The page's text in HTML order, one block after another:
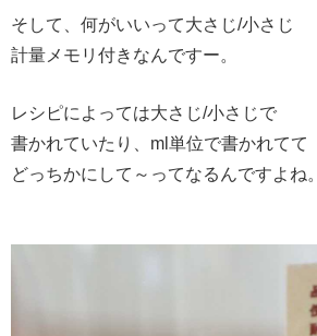
そして、何がいいって大さじ/小さじ
計量メモリ付きなんですー。
レシピによっては大さじ/小さじで
書かれていたり、ml単位で書かれてて
どっちかにして～ってなるんですよね。